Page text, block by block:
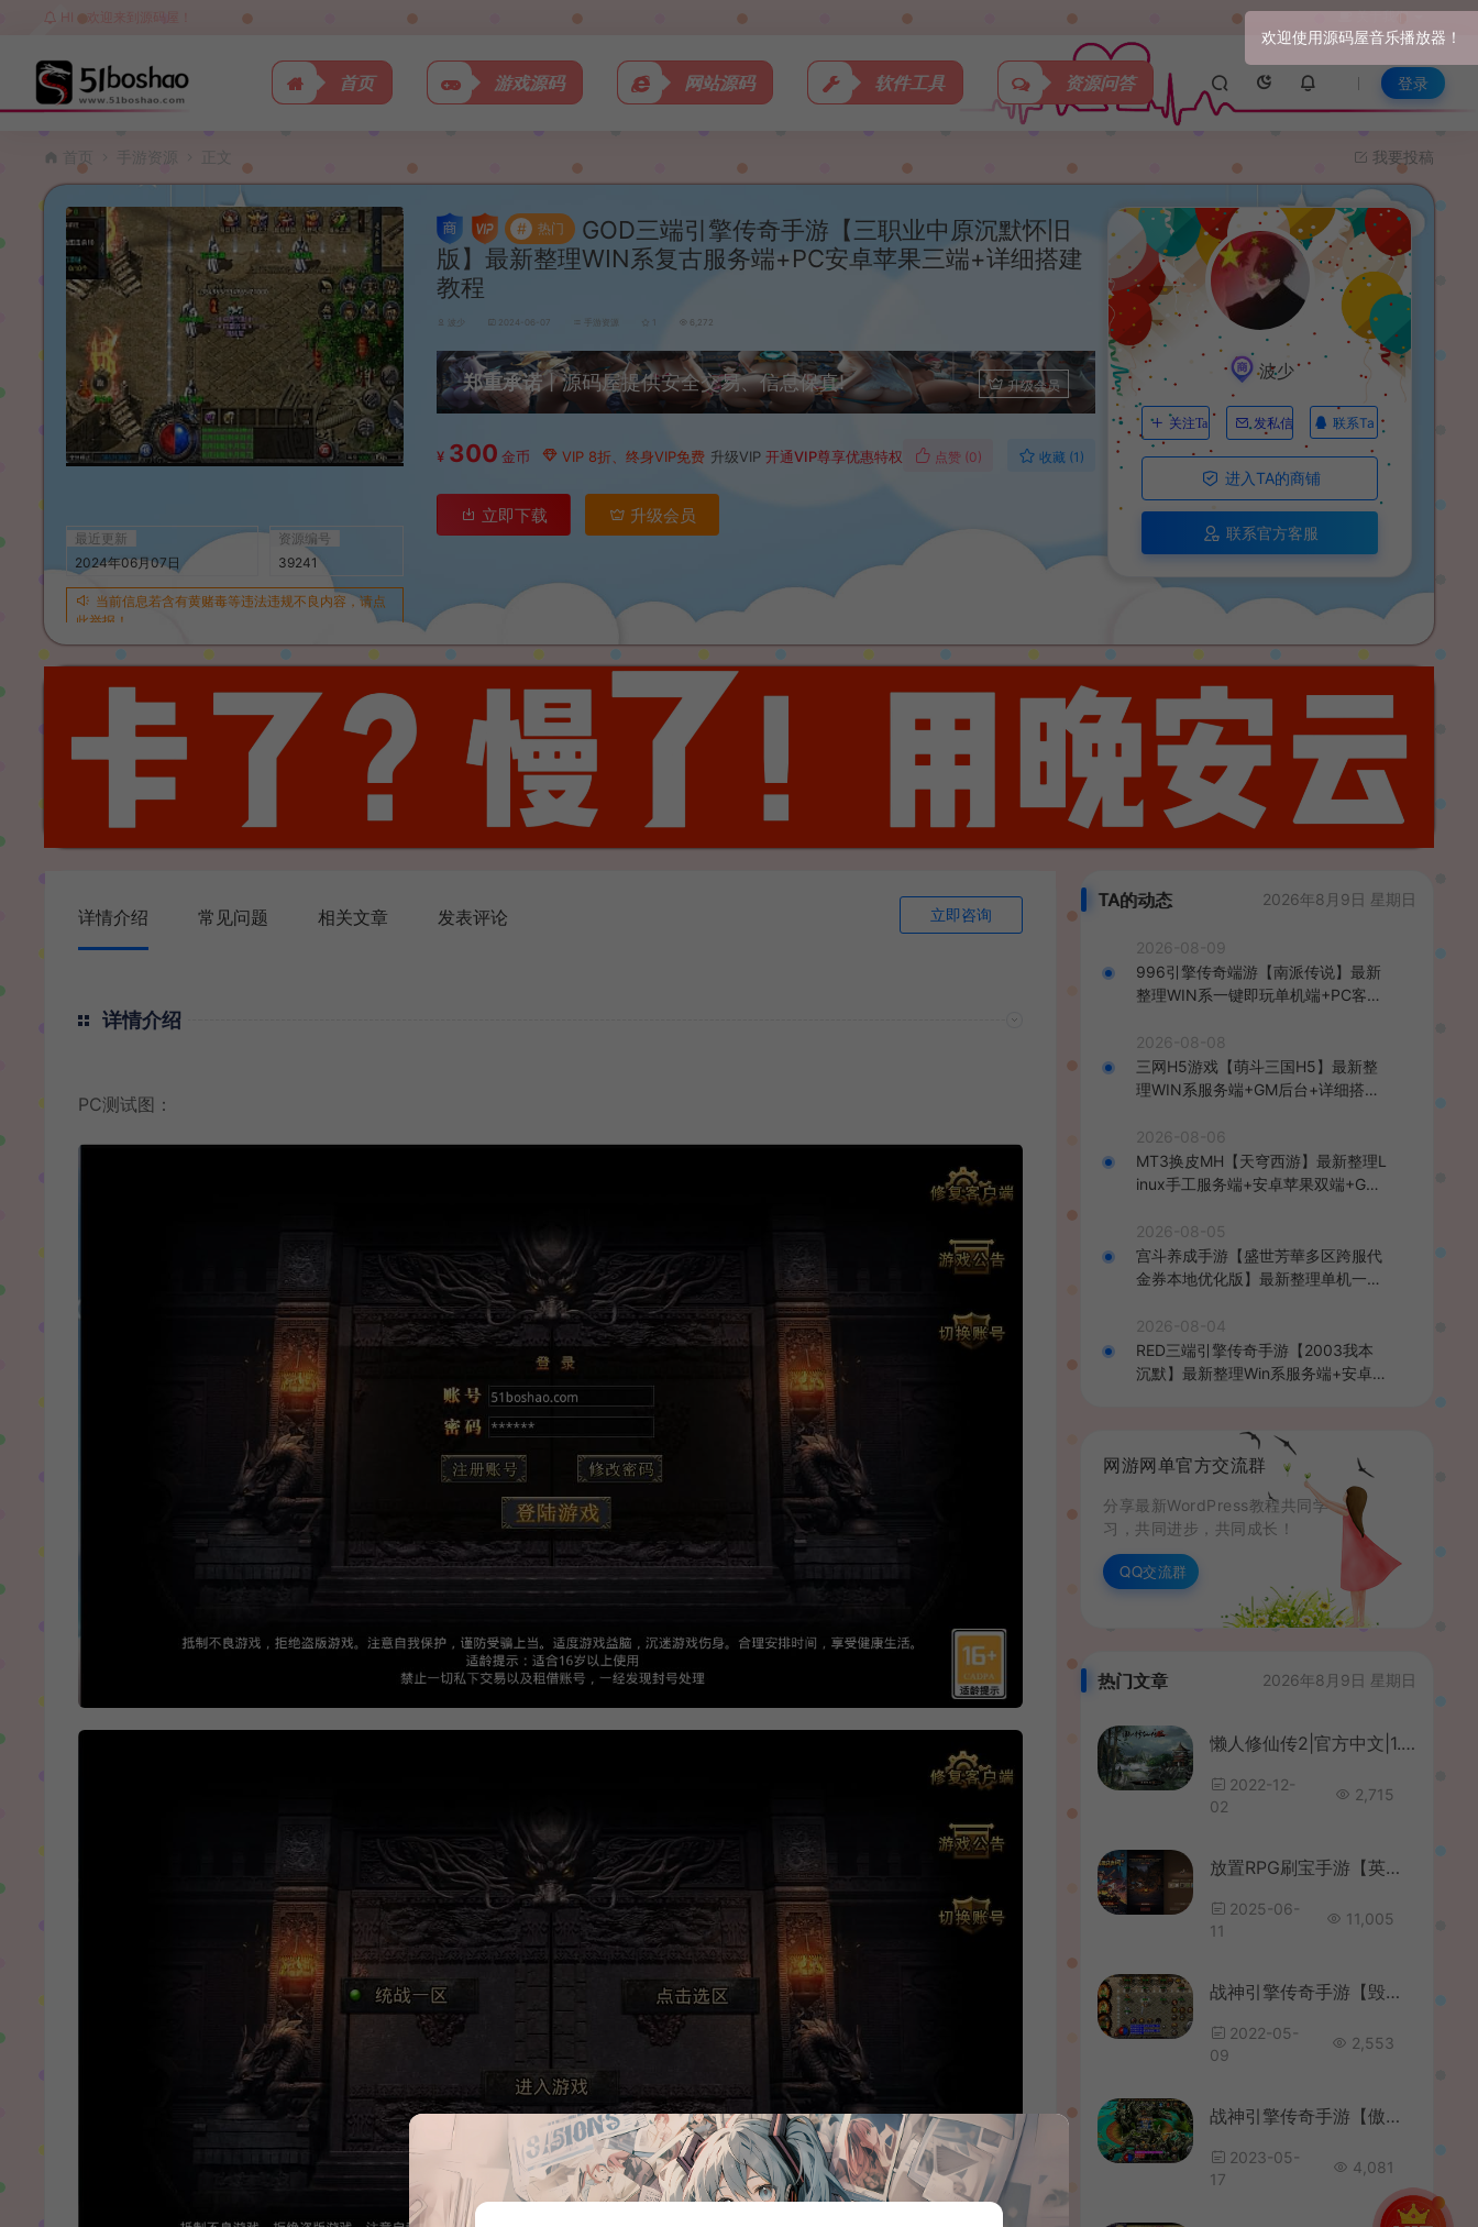
HI，欢迎来到源码屋！ 关于我们
首页 游戏源码 网站源码 软件工具 资源问答 登录
首页 手游资源 正文 我要投稿
最近更新
2024年06月07日
资源编号
39241
当前信息若含有黄赌毒等违法违规不良内容，请点
此举报！
# 热门
GOD三端引擎传奇手游【三职业中原沉默怀旧
版】最新整理WIN系复古服务端+PC安卓苹果三端+详细搭建
教程
波少 2024-06-07 手游资源 1 6,272
郑重承诺丨源码屋提供安全交易、信息保真! 升级会员
¥ 300 金币 VIP 8折、终身VIP免费 升级VIP 开通VIP尊享优惠特权 点赞 (0) 收藏 (1)
立即下载 升级会员
波少
关注Ta 发私信 联系Ta
进入TA的商铺
联系官方客服
详情介绍 常见问题 相关文章 发表评论 立即咨询
详情介绍
PC测试图：
TA的动态 2026年8月9日 星期日
2026-08-09
996引擎传奇端游【南派传说】最新
整理WIN系一键即玩单机端+PC客户
2026-08-08
三网H5游戏【萌斗三国H5】最新整
理WIN系服务端+GM后台+详细搭建
2026-08-06
MT3换皮MH【天穹西游】最新整理L
inux手工服务端+安卓苹果双端+GM
教程
2026-08-05
宫斗养成手游【盛世芳華多区跨服代
金券本地优化版】最新整理单机一键
后台+安卓+详细搭建教程
2026-08-04
RED三端引擎传奇手游【2003我本
沉默】最新整理Win系服务端+安卓苹
网游网单官方交流群
分享最新WordPress教程共同学
习，共同进步，共同成长！
QQ交流群
热门文章 2026年8月9日 星期日
懒人修仙传2|官方中文|1.0.4.8-火婴修复|解压即撸|
2022-12-
02
2,715
放置RPG刷宝手游【英雄有閃代金券内购法师双角色5倍速修复版】最新整理单机一键即玩镜像端+Linux手工服务端+本地注册+加解密工具+运维后台+管理后台+代理后台+CDK授权后台+安卓苹果双端+详细搭建教程
2025-06-
11
11,005
战神引擎传奇手游【毁灭合击白猪版】最新整理WIN系合击服务端+安卓+GM后台+详细搭建教程
2022-05-
09
2,553
战神引擎传奇手游【傲天冰雪40大陆单职业自改版】最新整理WIN系特色服务端+安卓+GM后台+详细搭建教程
2023-05-
17
4,081